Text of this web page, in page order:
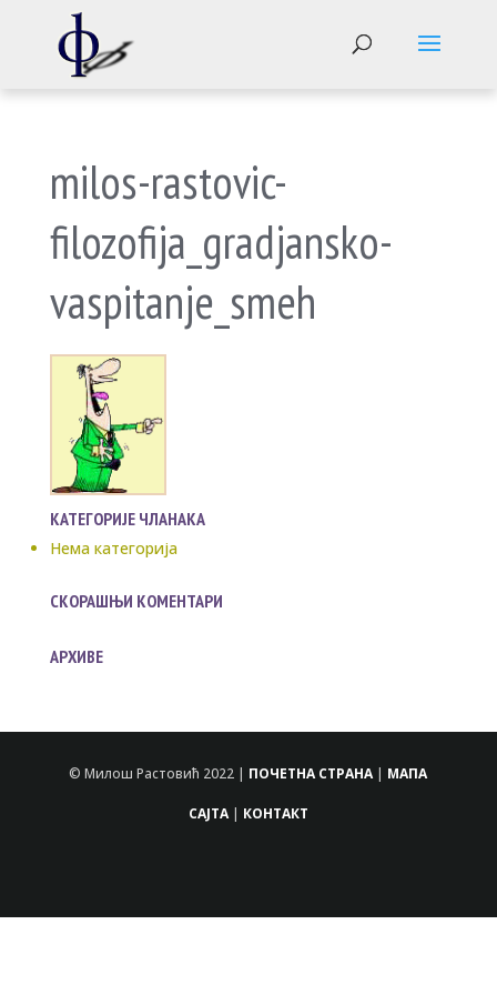
milos-rastovic-
filozofija_gradjansko-
vaspitanje_smeh
КАТЕГОРИЈЕ ЧЛАНАКА
Нема категорија
СКОРАШЊИ КОМЕНТАРИ
АРХИВЕ
© Милош Растовић 2022 | ПОЧЕТНА СТРАНА| МАПА
САЈТА| КОНТАКТ